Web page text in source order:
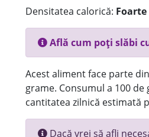
Densitatea calorică: Foarte
Află cum poți slăbi
Acest aliment face parte
grame. Consumul a 100
cantitatea zilnică estimată
Dacă vrei să afli